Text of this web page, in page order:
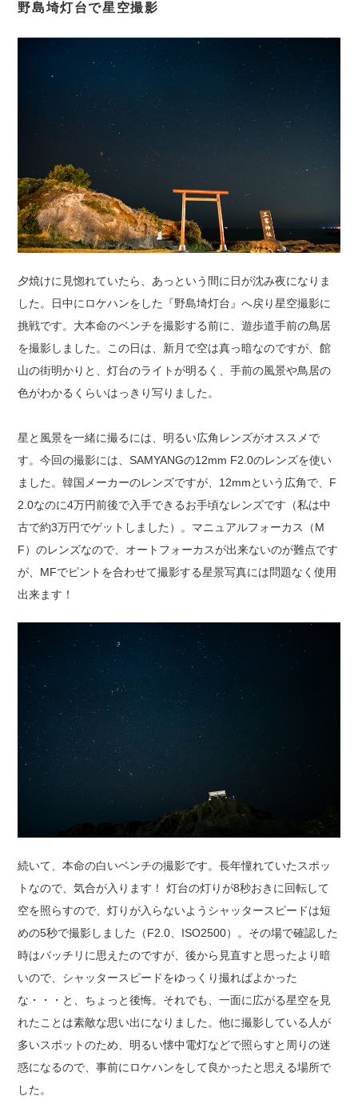
野島埼灯台で星空撮影
夕焼けに見惚れていたら、あっという間に日が沈み夜になりま
した。日中にロケハンをした『野島埼灯台』へ戻り星空撮影に
挑戦です。大本命のベンチを撮影する前に、遊歩道手前の鳥居
を撮影しました。この日は、新月で空は真っ暗なのですが、館
山の街明かりと、灯台のライトが明るく、手前の風景や鳥居の
色がわかるくらいはっきり写りました。
星と風景を一緒に撮るには、明るい広角レンズがオススメで
す。今回の撮影には、SAMYANGの12mm F2.0のレンズを使い
ました。韓国メーカーのレンズですが、12mmという広角で、F
2.0なのに4万円前後で入手できるお手頃なレンズです（私は中
古で約3万円でゲットしました）。マニュアルフォーカス（M
F）のレンズなので、オートフォーカスが出来ないのが難点です
が、MFでピントを合わせて撮影する星景写真には問題なく使用
出来ます！
続いて、本命の白いベンチの撮影です。長年憧れていたスポッ
トなので、気合が入ります！ 灯台の灯りが8秒おきに回転して
空を照らすので、灯りが入らないようシャッタースピードは短
めの5秒で撮影しました（F2.0、ISO2500）。その場で確認した
時はバッチリに思えたのですが、後から見直すと思ったより暗
いので、シャッタースピードをゆっくり撮ればよかった
な・・・と、ちょっと後悔。それでも、一面に広がる星空を見
れたことは素敵な思い出になりました。他に撮影している人が
多いスポットのため、明るい懐中電灯などで照らすと周りの迷
惑になるので、事前にロケハンをして良かったと思える場所で
した。